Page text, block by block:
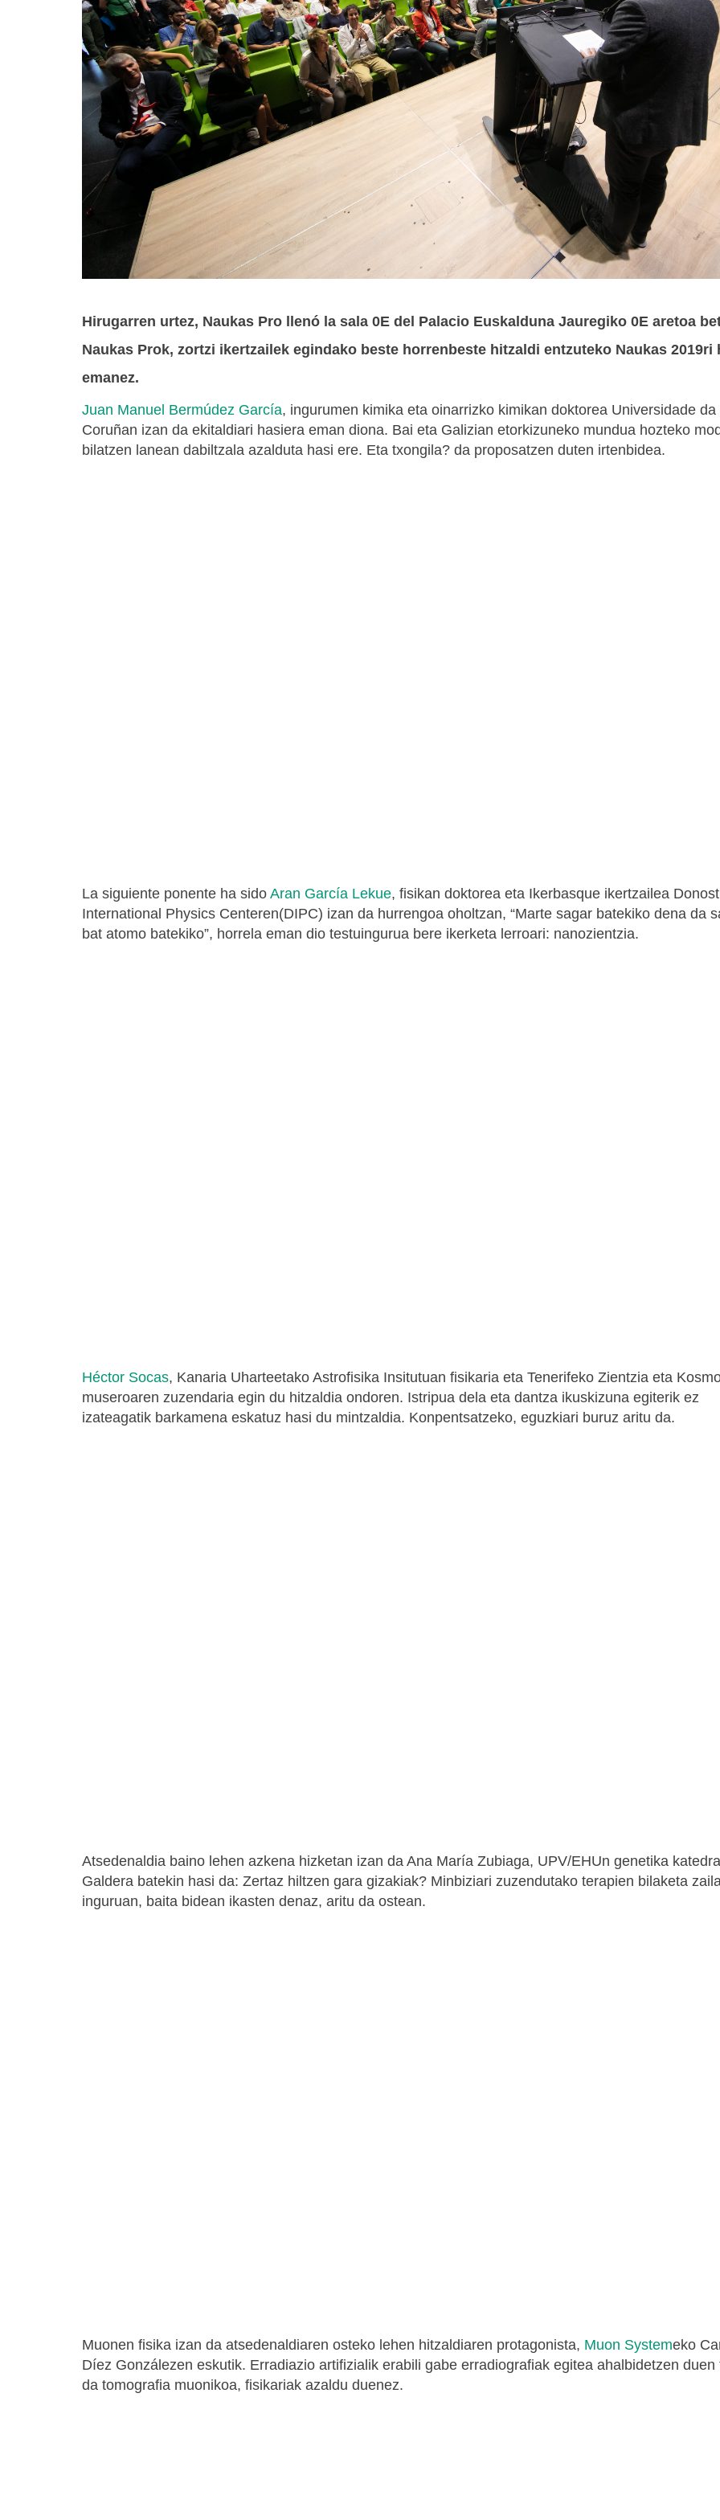
Hirugarren urtez, Naukas Pro llenó la sala 0E del Palacio Euskalduna Jauregiko 0E aretoa
Naukas Prok, zortzi ikertzailek egindako beste horrenbeste hitzaldi entzuteko Naukas 2019ri
emanez.
Juan Manuel Bermúdez García, ingurumen kimika eta oinarrizko kimikan doktorea Universidade da
Coruñan izan da ekitaldiari hasiera eman diona. Bai eta Galizian etorkizuneko mundua hozteko
bilatzen lanean dabiltzala azalduta hasi ere. Eta txongila? da proposatzen duten irtenbidea.
La siguiente ponente ha sido Aran García Lekue, fisikan doktorea eta Ikerbasque ikertzailea
International Physics Centeren(DIPC) izan da hurrengoa oholtzan, “Marte sagar batekiko dena da
bat atomo batekiko”, horrela eman dio testuingurua bere ikerketa lerroari: nanozientzia.
Héctor Socas, Kanaria Uharteetako Astrofisika Insitutuan fisikaria eta Tenerifeko Zientzia eta
museroaren zuzendaria egin du hitzaldia ondoren. Istripua dela eta dantza ikuskizuna egiterik ez
izateagatik barkamena eskatuz hasi du mintzaldia. Konpentsatzeko, eguzkiari buruz aritu da.
Atsedenaldia baino lehen azkena hizketan izan da Ana María Zubiaga, UPV/EHUn genetika
Galdera batekin hasi da: Zertaz hiltzen gara gizakiak? Minbiziari zuzendutako terapien bilaketa
inguruan, baita bidean ikasten denaz, aritu da ostean.
Muonen fisika izan da atsedenaldiaren osteko lehen hitzaldiaren protagonista, Muon Systemeko
Díez Gonzálezen eskutik. Erradiazio artifizialik erabili gabe erradiografiak egitea ahalbidetzen duen
da tomografia muonikoa, fisikariak azaldu duenez.